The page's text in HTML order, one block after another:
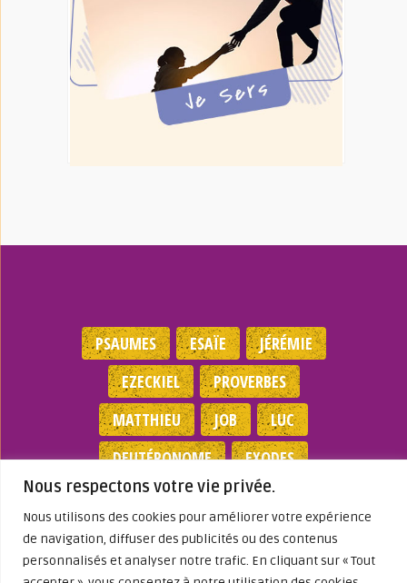
Nous respectons votre vie privée.
Nous utilisons des cookies pour améliorer votre expérience
de navigation, diffuser des publicités ou des contenus
personnalisés et analyser notre trafic. En cliquant sur « Tout
PSAUMES ESAÏE
JÉRÉMIE
EZECKIEL
PROVERBES
MATTHIEU
JOB
LUC
DEUTÉRONOME
EXODES
NOMBRES
JEAN 1 SAMUEL
Mentions légales|Politique de
confidentialité|Partenaires|Dieu A Agi